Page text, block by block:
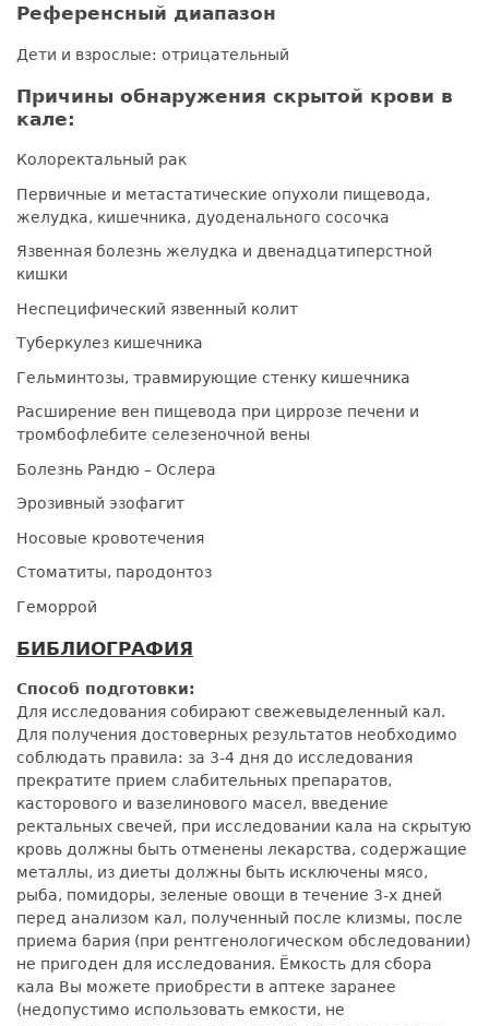
Референсный диапазон
Дети и взрослые: отрицательный
Причины обнаружения скрытой крови в
кале:
Колоректальный рак
Первичные и метастатические опухоли пищевода,
желудка, кишечника, дуоденального сосочка
Язвенная болезнь желудка и двенадцатиперстной
кишки
Неспецифический язвенный колит
Туберкулез кишечника
Гельминтозы, травмирующие стенку кишечника
Расширение вен пищевода при циррозе печени и
тромбофлебите селезеночной вены
Болезнь Рандю – Ослера
Эрозивный эзофагит
Носовые кровотечения
Стоматиты, пародонтоз
Геморрой
БИБЛИОГРАФИЯ
Способ подготовки:
Для исследования собирают свежевыделенный кал.
Для получения достоверных результатов необходимо
соблюдать правила: за 3-4 дня до исследования
прекратите прием слабительных препаратов,
касторового и вазелинового масел, введение
ректальных свечей, при исследовании кала на скрытую
кровь должны быть отменены лекарства, содержащие
металлы, из диеты должны быть исключены мясо,
рыба, помидоры, зеленые овощи в течение 3-х дней
перед анализом кал, полученный после клизмы, после
приема бария (при рентгенологическом обследовании)
не пригоден для исследования. Ёмкость для сбора
кала Вы можете приобрести в аптеке заранее
(недопустимо использовать емкости, не